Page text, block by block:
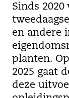
Sinds
en andere
planten.
2025 gaat
deze